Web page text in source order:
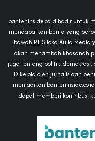
banteninside.co.id hadir untuk
mendapatkan berita yang
bawah PT Siloka Aulia
akan menambah khasanah
juga tentang politik,
Dikelola oleh jurnalis dan
menjadikan
dapat memberi kontribusi